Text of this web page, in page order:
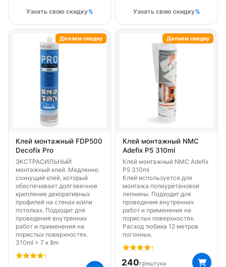
Узнать свою скидку Узнать свою скидку
Клей монтажный FDP500
Decofix Pro
ЭКСТРАСИЛЬНЫЙ
монтажный клей. Медленно
сохнущий клей, который
обеспечивает долговечное
крепление декоративных
профилей на стенах и/или
потолках. Подходит для
проведения внутренних
работ и применения на
пористых поверхностях.
310ml > 7 к 8m
Делаем скидку
Клей монтажный NMC
Adefix P5 310ml
Клей монтажный NMC Adefix
P5 310ml
Клей используется для
монтажа полиуретановой
лепнины. Подходит для
проведения внутренних
работ и применения на
пористых поверхностях.
Расход тюбика 12 метров
погонных.
240грнштука
Делаем скидку